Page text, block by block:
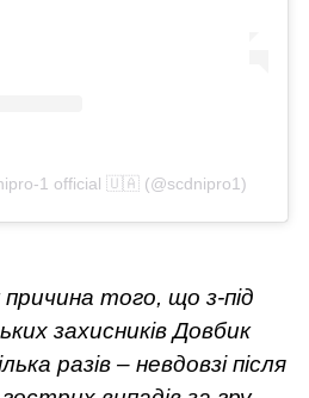
1 official 🇺🇦 (@scdnipro1)
того, що з-під
захисників Довбик
разів – невдовзі після